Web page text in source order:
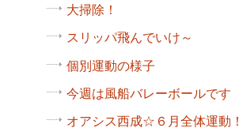
大掃除！
スリッパ飛んでいけ～
個別運動の様子
今週は風船バレーボールです
オアシス西成☆６月全体運動！